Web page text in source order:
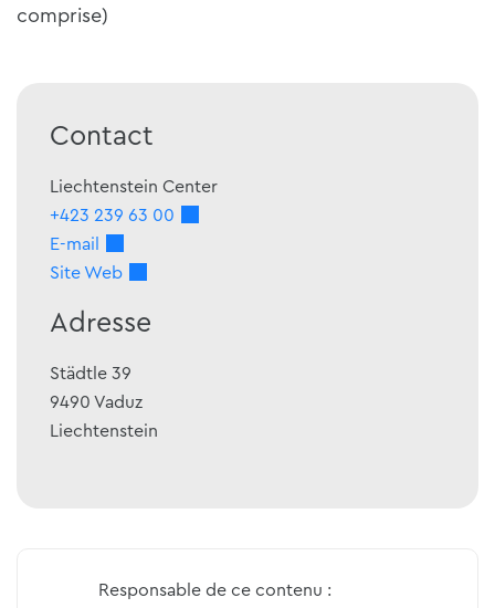
comprise)
Contact
Liechtenstein Center
+423 239 63 00
E-mail
Site Web
Adresse
Städtle 39
9490 Vaduz
Liechtenstein
Responsable de ce contenu :